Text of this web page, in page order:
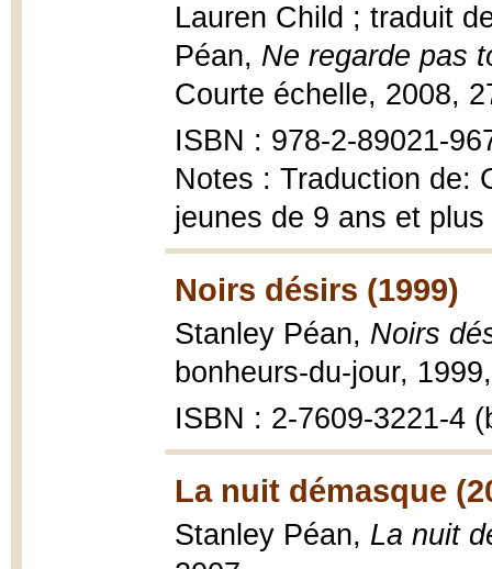
Lauren Child ; traduit
Péan, Ne regarde pas
Courte échelle, 2008,
ISBN : 978-2-89021-
Notes : Traduction de:
jeunes de 9 ans et plus
Noirs désirs (1999)
Stanley Péan, Noirs
bonheurs-du-jour,
ISBN : 2-7609-3221-4
La nuit démasque
Stanley Péan, La nuit